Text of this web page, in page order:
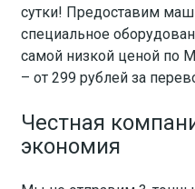
сутки! Предоставим
специальное
самой низкой ценой по
– от 299 рублей за
Честная
экономия